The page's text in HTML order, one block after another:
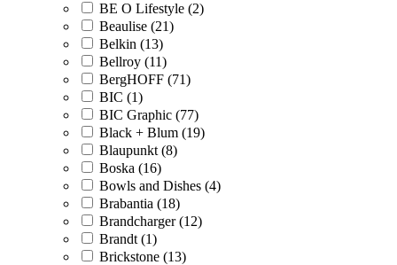
BE O Lifestyle (2)
Beaulise (21)
Belkin (13)
Bellroy (11)
BergHOFF (71)
BIC (1)
BIC Graphic (77)
Black + Blum (19)
Blaupunkt (8)
Boska (16)
Bowls and Dishes (4)
Brabantia (18)
Brandcharger (12)
Brandt (1)
Brickstone (13)